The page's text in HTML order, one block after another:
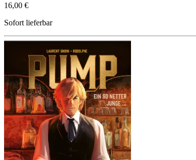
16,00 €
Sofort lieferbar